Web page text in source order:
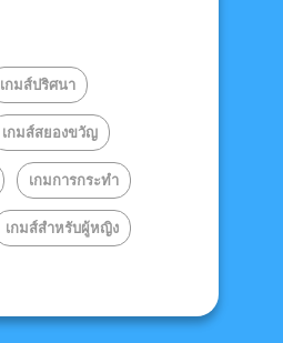
เกมส์ปริศนา
เกมส์สยองขวัญ
เกมการกระทำ
เกมส์สำหรับผู้หญิง